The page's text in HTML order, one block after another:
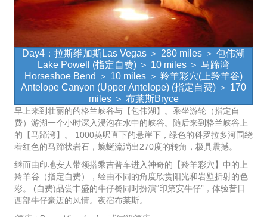
Day4：拉斯维加斯Las Vegas ＞ 280 miles ＞ 包伟湖
Lake Powell (指定自费) ＞ 10 miles ＞ 马蹄湾
Horseshoe Bend ＞ 10 miles ＞ 羚羊彩穴(上羚羊谷)
Antelope Canyon (Upper Antelope) (指定自费) ＞ 170
miles ＞ 布莱斯Bryce
早上来到壮丽的的格兰峡谷与【包伟湖】。乘坐游轮（指定自
费）游湖一个小时深入浸泡在水中的峡谷。随后来到格兰峡谷上
的【马蹄湾】。 1000英呎直下的悬崖下，绿色的科罗拉多河围绕
着红色的马蹄状岩石，蜿蜒流淌出270度的转角，极具震撼。
继而由印地安人带领搭乘吉普车进入神奇的【羚羊彩穴】中的上
羚羊谷（指定自费），经由不同的角度欣赏阳光和岩壁折射的色
彩。 (自费)品尝丰盛的牛仔餐同时扮演“印第安牛仔”，体验昔日
西部牛仔豪迈的风情。夜宿布莱斯。